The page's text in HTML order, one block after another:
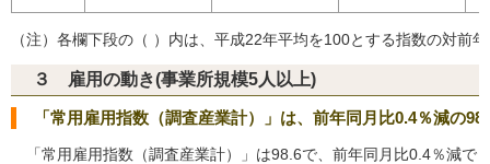
（注）各欄下段の（ ）内は、平成22年平均を100とする指数の対前
３ 雇用の動き(事業所規模5人以上)
「常用雇用指数（調査産業計）」は、前年同月比0.4％減の
「常用雇用指数（調査産業計）」は98.6で、前年同月比0.4％減で